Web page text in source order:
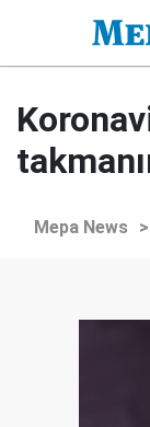
Mepa News >